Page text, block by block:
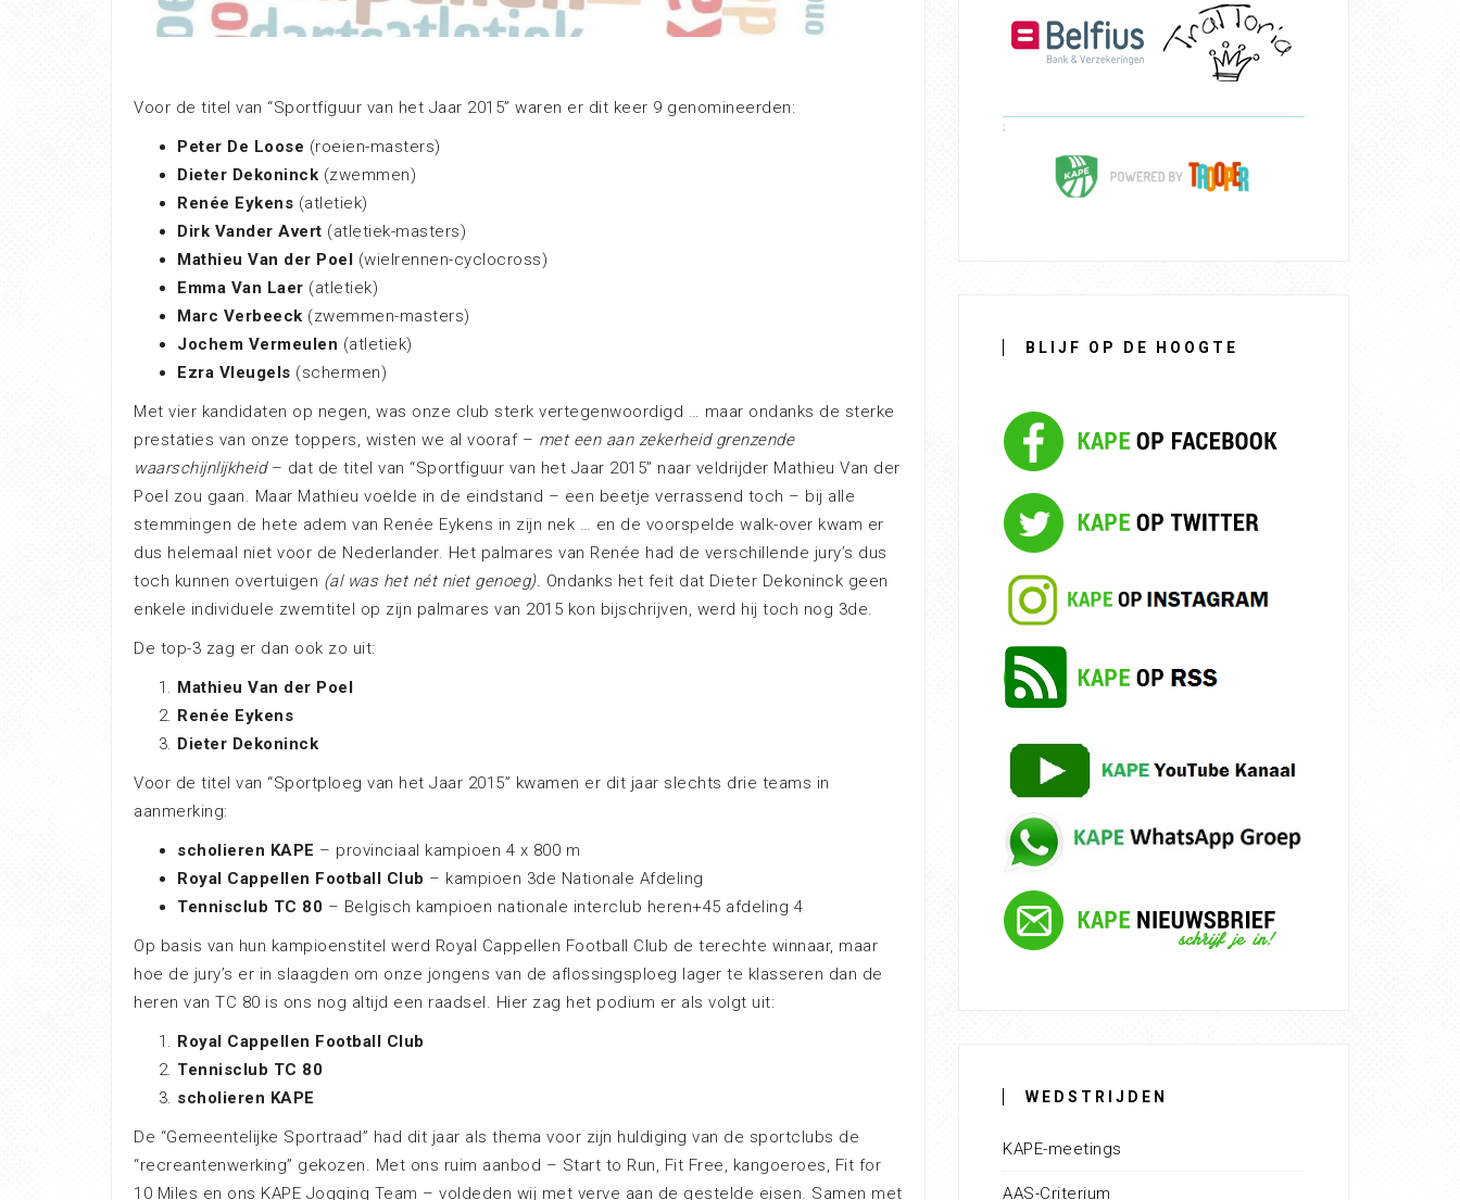
Voor de titel van “Sportfiguur van het Jaar 2015” waren er dit keer 9 genomineerden:
Peter De Loose (roeien-masters)
Dieter Dekoninck (zwemmen)
Renée Eykens (atletiek)
Dirk Vander Avert (atletiek-masters)
Mathieu Van der Poel (wielrennen-cyclocross)
Emma Van Laer (atletiek)
Marc Verbeeck (zwemmen-masters)
Jochem Vermeulen (atletiek)
Ezra Vleugels (schermen)
Met vier kandidaten op negen, was onze club sterk vertegenwoordigd … maar ondanks de sterke
prestaties van onze toppers, wisten we al vooraf – met een aan zekerheid grenzende
waarschijnlijkheid– dat de titel van “Sportfiguur van het Jaar 2015” naar veldrijder Mathieu Van der
Poel zou gaan. Maar Mathieu voelde in de eindstand – een beetje verrassend toch – bij alle
stemmingen de hete adem van Renée Eykens in zijn nek … en de voorspelde walk-over kwam er
dus helemaal niet voor de Nederlander. Het palmares van Renée had de verschillende jury’s dus
toch kunnen overtuigen (al was het nét niet genoeg). Ondanks het feit dat Dieter Dekoninck geen
enkele individuele zwemtitel op zijn palmares van 2015 kon bijschrijven, werd hij toch nog 3de.
De top-3 zag er dan ook zo uit:
Mathieu Van der Poel
Renée Eykens
Dieter Dekoninck
Voor de titel van “Sportploeg van het Jaar 2015” kwamen er dit jaar slechts drie teams in
aanmerking:
scholieren KAPE – provinciaal kampioen 4 x 800 m
Royal Cappellen Football Club – kampioen 3de Nationale Afdeling
Tennisclub TC 80 – Belgisch kampioen nationale interclub heren+45 afdeling 4
Op basis van hun kampioenstitel werd Royal Cappellen Football Club de terechte winnaar, maar
hoe de jury’s er in slaagden om onze jongens van de aflossingsploeg lager te klasseren dan de
heren van TC 80 is ons nog altijd een raadsel. Hier zag het podium er als volgt uit:
Royal Cappellen Football Club
Tennisclub TC 80
scholieren KAPE
De “Gemeentelijke Sportraad” had dit jaar als thema voor zijn huldiging van de sportclubs de
“recreantenwerking” gekozen. Met ons ruim aanbod – Start to Run, Fit Free, kangoeroes, Fit for
10 Miles en ons KAPE Jogging Team – voldeden wij met verve aan de gestelde eisen. Samen met
BLIJF OP DE HOOGTE
WEDSTRIJDEN
KAPE-meetings
AAS-Criterium